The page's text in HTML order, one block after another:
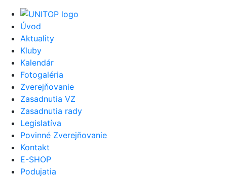
Úvod
Aktuality
Kluby
Kalendár
Fotogaléria
Zverejňovanie
Zasadnutia VZ
Zasadnutia rady
Legislatíva
Povinné Zverejňovanie
Kontakt
E-SHOP
Podujatia